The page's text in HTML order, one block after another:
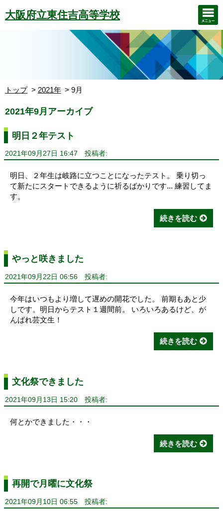
大阪府立東住吉高等学校
トップ 2021年 9月
2021年9月アーカイブ
明日２年テスト
2021年09月27日 16:47 投稿者:
明日、２年生は岐路に立つことになったテスト。 乗り切っ
て新たにスタートできるように祈るばかりです... 練習してま
す。
続きを読む
やっと咲きました
2021年09月22日 06:56 投稿者:
今年はいつもより増して遅めの開花でした。 前期もあと少
しです。明日からテスト１週間前。 いろいろあるけど、が
んばれ芸文生！
続きを読む
文化祭できました
2021年09月13日 15:20 投稿者:
何とかできました・・・
続きを読む
再開で月曜に文化祭
2021年09月10日 06:55 投稿者: